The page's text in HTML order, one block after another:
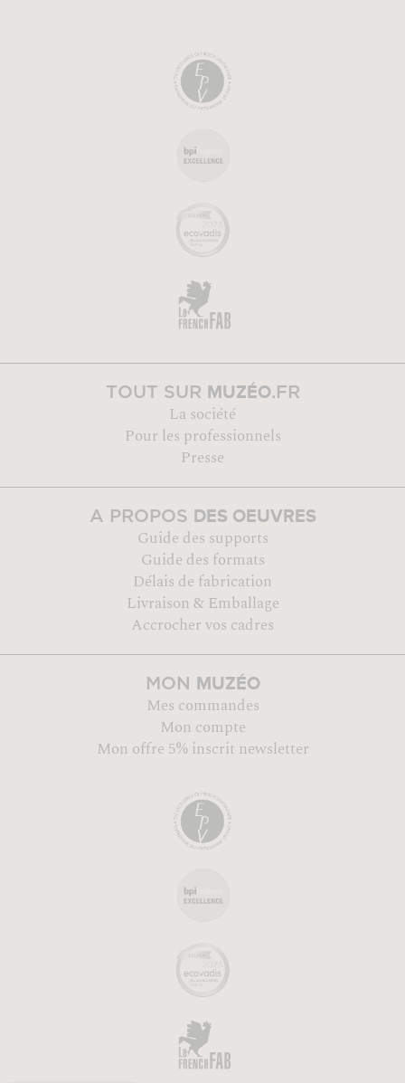
TOUT SUR MUZÉO.FR
La société
Pour les professionnels
Presse
A PROPOS DES OEUVRES
Guide des supports
Guide des formats
Délais de fabrication
Livraison & Emballage
Accrocher vos cadres
MON MUZÉO
Mes commandes
Mon compte
Mon offre 5% inscrit newsletter